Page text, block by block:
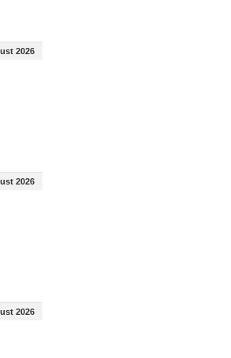
2026
2026
2026